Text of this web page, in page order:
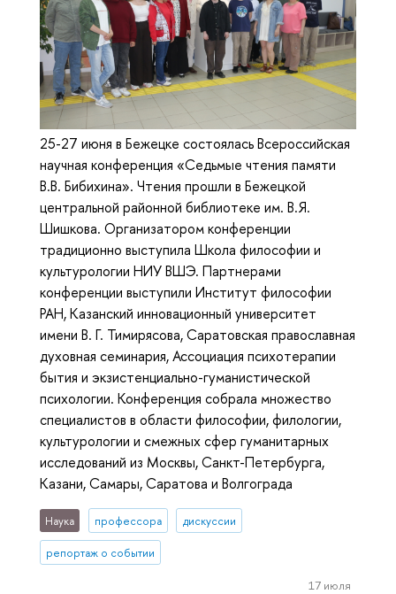
25-27 июня в Бежецке состоялась Всероссийская
научная конференция «Седьмые чтения памяти
В.В. Бибихина». Чтения прошли в Бежецкой
центральной районной библиотеке им. В.Я.
Шишкова. Организатором конференции
традиционно выступила Школа философии и
культурологии НИУ ВШЭ. Партнерами
конференции выступили Институт философии
РАН, Казанский инновационный университет
имени В. Г. Тимирясова, Саратовская православная
духовная семинария, Ассоциация психотерапии
бытия и экзистенциально-гуманистической
психологии. Конференция собрала множество
специалистов в области философии, филологии,
культурологии и смежных сфер гуманитарных
исследований из Москвы, Санкт-Петербурга,
Казани, Самары, Саратова и Волгограда
Наука профессора дискуссии
репортаж о событии
17 июля